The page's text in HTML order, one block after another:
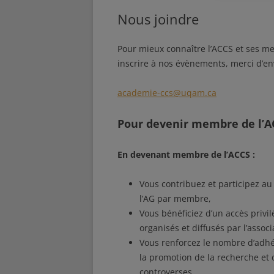
Nous joindre
Pour mieux connaître l’ACCS et ses
inscrire à nos évènements, merci
academie-ccs@uqam.ca
Pour devenir membre de
En devenant membre de l’ACCS :
Vous contribuez et participez
l’AG par membre,
Vous bénéficiez d’un accès
organisés et diffusés par
Vous renforcez le nombre
la promotion de la recherche et